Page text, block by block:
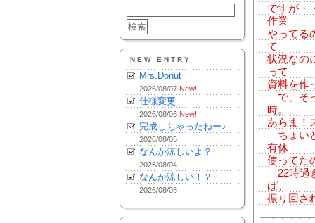
NEW ENTRY
Mrs.Donut
2026/08/07 New!
仕様変更
2026/08/06 New!
完成しちゃったねー♪
2026/08/05
なんか涼しいよ？
2026/08/04
なんか涼しい！？
2026/08/03
ですが・
作業
やってる
て
状況なの
って
資料を作
で、そ
時。
あらま！
ちょい
有休
使ってた
22時過
ぱ、
振り回さ